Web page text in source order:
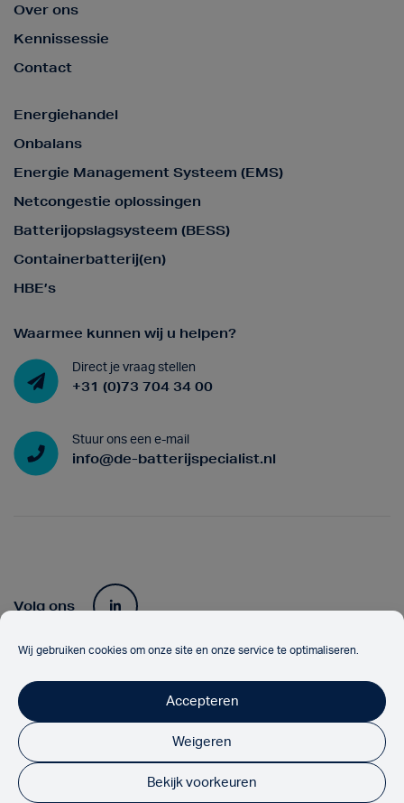
Wij gebruiken cookies om onze site en onze service te optimaliseren.
Accepteren
Weigeren
Bekijk voorkeuren
Over ons
Kennissessie
Contact
Energiehandel
Onbalans
Energie Management Systeem (EMS)
Netcongestie oplossingen
Batterijopslagsysteem (BESS)
Containerbatterij(en)
HBE’s
Waarmee kunnen wij u helpen?
Direct je vraag stellen
+31 (0)73 704 34 00
Stuur ons een e-mail
info@de-batterijspecialist.nl
Volg ons
Onze partners
De Batterijspecialist 2026 Privacyverklaring